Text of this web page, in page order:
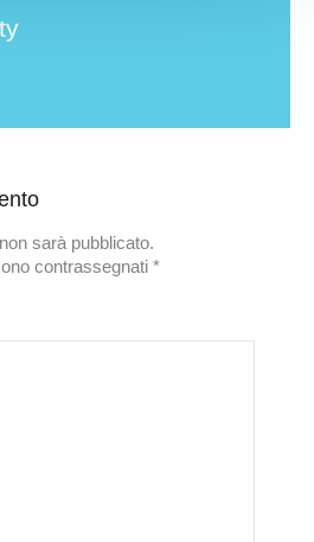
sarà pubblicato.
contrassegnati *